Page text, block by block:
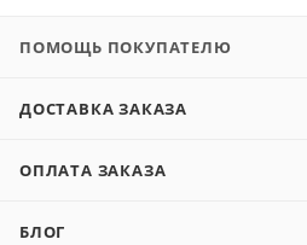
ПОМОЩЬ ПОКУПАТЕЛЮ
ДОСТАВКА ЗАКАЗА
ОПЛАТА ЗАКАЗА
БЛОГ